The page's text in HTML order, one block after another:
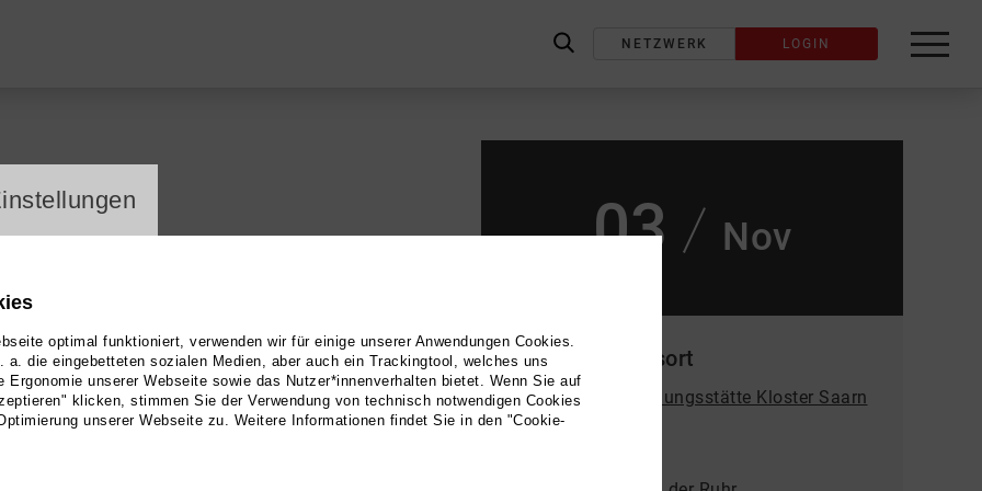
NETZWERK LOGIN
Tanz
03 Nov
Veranstaltungsort
Bürgersaal Begegnungsstätte Kloster Saarn
| Tanz
optimal funktioniert, verwenden wir für einige unserer Anwendungen Cookies.
a. die eingebetteten sozialen Medien, aber auch ein Trackingtool, welches uns
Ergonomie unserer Webseite sowie das Nutzer*innenverhalten bietet. Wenn Sie auf
klicken, stimmen Sie der Verwendung von technisch notwendigen Cookies
unserer Webseite zu. Weitere Informationen findet Sie in den "Cookie-